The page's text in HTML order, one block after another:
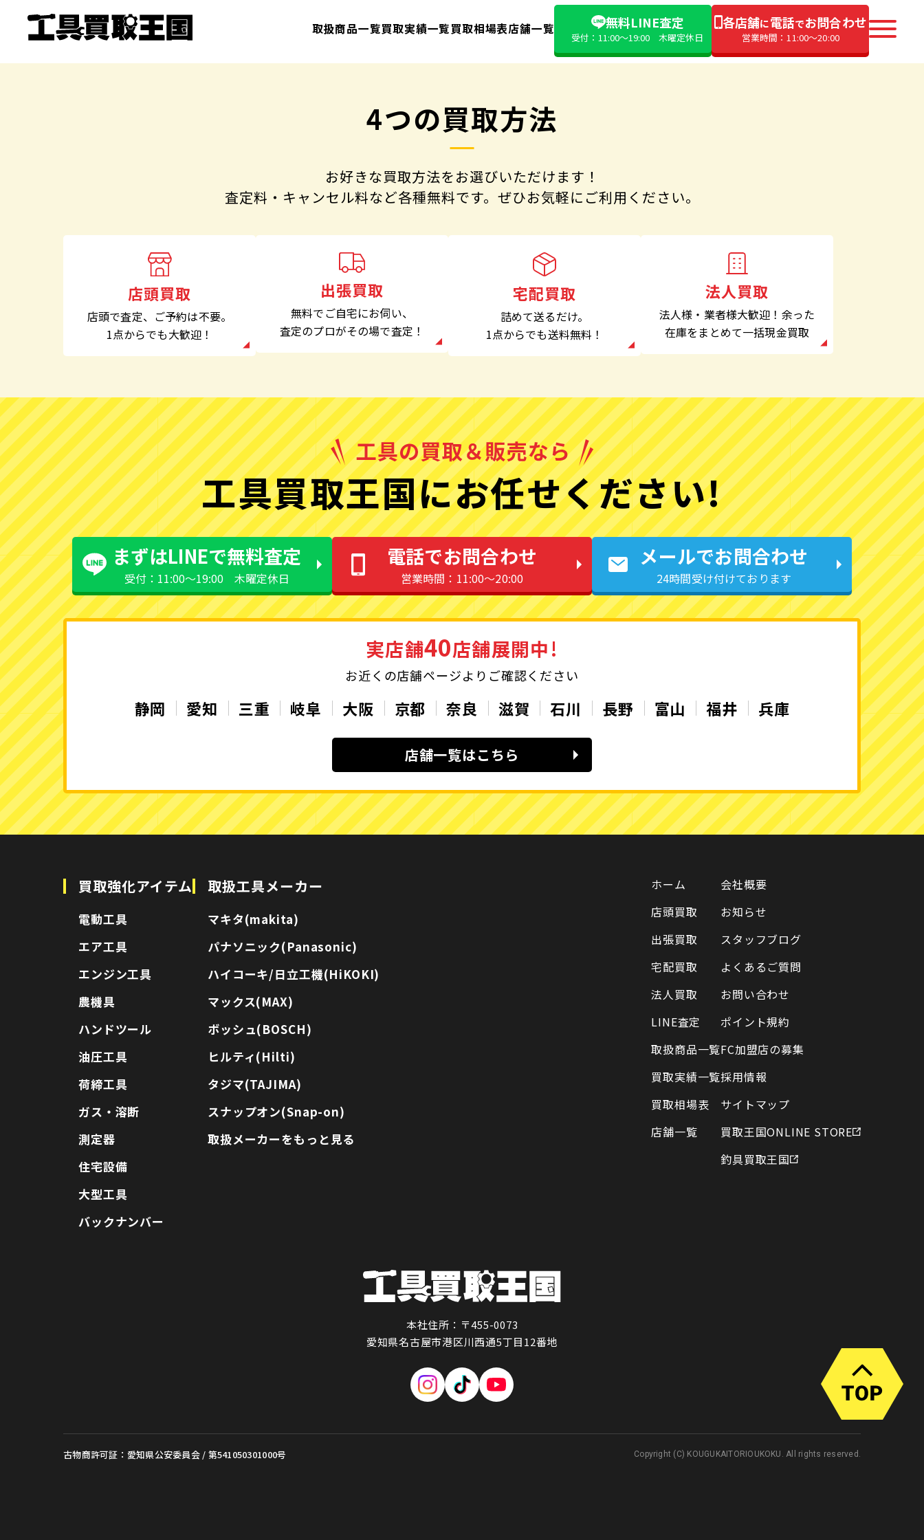
取扱商品一覧買取実績一覧買取相場表店舗一覧 無料LINE査定
受付：11:00〜19:00 木曜定休日
各店舗に電話でお問合わせ
営業時間：11:00〜20:00
4つの買取方法
お好きな買取方法をお選びいただけます！
査定料・キャンセル料など各種無料です。 ぜひお気軽にご利用ください。
店頭買取
店頭で査定、 ご予約は不要。
1点からでも大歓迎！
出張買取
無料でご自宅にお伺い、
査定のプロがその場で査定！
宅配買取
詰めて送るだけ。
1点からでも送料無料！
法人買取
法人様・業者様大歓迎！余った
在庫をまとめて一括現金買取
工具買取王国にお任せください!
まずはLINEで無料査定
受付：11:00〜19:00 木曜定休日
電話でお問合わせ
営業時間：11:00〜20:00
メールでお問合わせ
24時間受け付けております
実店舗40店舗展開中!
お近くの店舗ページよりご確認ください
静岡 愛知 三重 岐阜 大阪 京都 奈良 滋賀 石川 長野 富山 福井 兵庫
店舗一覧はこちら
買取強化アイテム
電動工具
エア工具
エンジン工具
農機具
ハンドツール
油圧工具
荷締工具
ガス・溶断
測定器
住宅設備
大型工具
バックナンバー
取扱工具メーカー
マキタ(makita)
パナソニック(Panasonic)
ハイコーキ/日立工機(HiKOKI)
マックス(MAX)
ボッシュ(BOSCH)
ヒルティ(Hilti)
タジマ(TAJIMA)
スナップオン(Snap-on)
取扱メーカーをもっと見る
ホーム
店頭買取
出張買取
宅配買取
法人買取
LINE査定
取扱商品一覧
買取実績一覧
買取相場表
店舗一覧
会社概要
お知らせ
スタッフブログ
よくあるご質問
お問い合わせ
ポイント規約
FC加盟店の募集
採用情報
サイトマップ
買取王国ONLINE STORE
釣具買取王国
本社住所：〒455-0073
愛知県名古屋市港区川西通5丁目12番地
古物商許可証：愛知県公安委員会 / 第541050301000号 Copyright (C) KOUGUKAITORIOUKOKU. All rights reserved.